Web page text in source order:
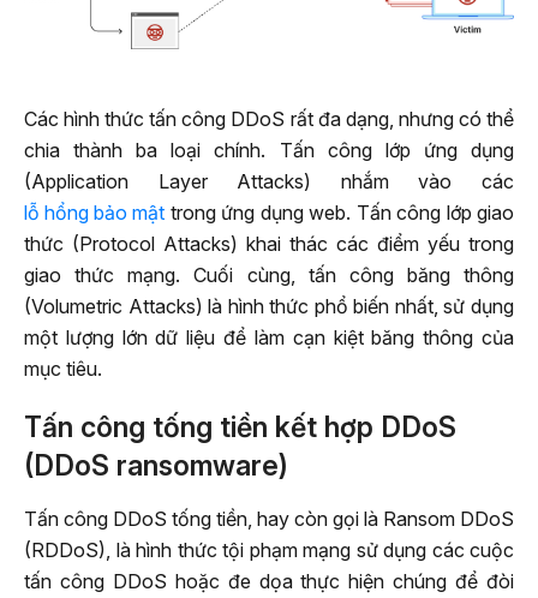
Các hình thức tấn công DDoS rất đa dạng, nhưng có thể
chia thành ba loại chính. Tấn công lớp ứng dụng
(Application Layer Attacks) nhắm vào các
lỗ hổng bảo mật trong ứng dụng web. Tấn công lớp giao
thức (Protocol Attacks) khai thác các điểm yếu trong
giao thức mạng. Cuối cùng, tấn công băng thông
(Volumetric Attacks) là hình thức phổ biến nhất, sử dụng
một lượng lớn dữ liệu để làm cạn kiệt băng thông của
mục tiêu.
Tấn công tống tiền kết hợp DDoS
(DDoS ransomware)
Tấn công DDoS tống tiền, hay còn gọi là Ransom DDoS
(RDDoS), là hình thức tội phạm mạng sử dụng các cuộc
tấn công DDoS hoặc đe dọa thực hiện chúng để đòi